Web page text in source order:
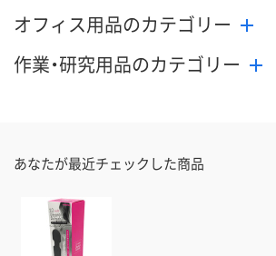
オフィス用品のカテゴリー
作業・研究用品のカテゴリー
あなたが最近チェックした商品